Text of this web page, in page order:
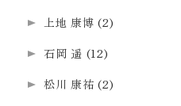
上地 康博 (2)
石岡 遥 (12)
松川 康祐 (2)